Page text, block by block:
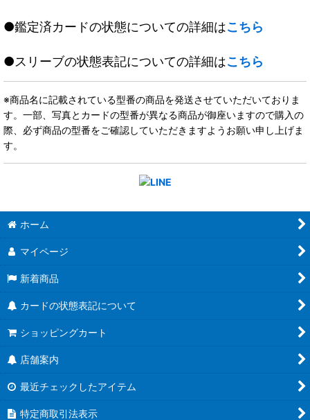
●鑑定済カードの状態についての詳細はこちら
●スリーブの状態表記についての詳細はこちら
※商品名に記載されている型番の商品を発送させていただいておりま
す。一部、写真とカードの型番が異なる商品が御座いますので購入の
際、必ず商品の型番をご確認していただきますようお願い申し上げま
す。
ホーム
マイページ
新着商品
カードの状態表記について
ショッピングカート
店舗案内
最近チェックしたアイテム
特定商取引法表示